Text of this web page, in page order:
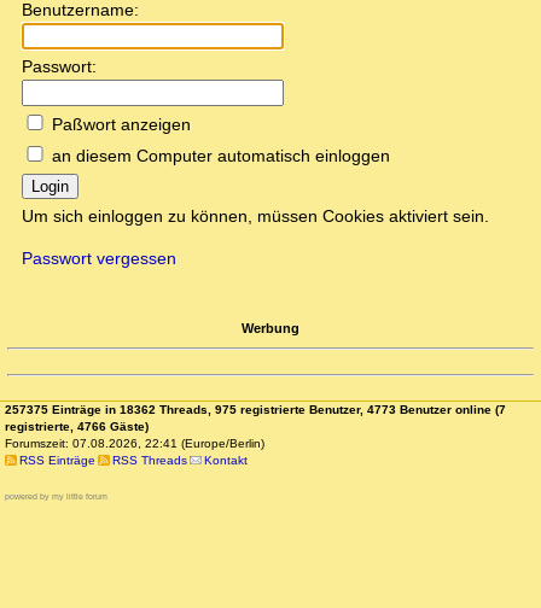
Benutzername:
Passwort:
Paßwort anzeigen
an diesem Computer automatisch einloggen
Login
Um sich einloggen zu können, müssen Cookies aktiviert sein.
Passwort vergessen
Werbung
257375 Einträge in 18362 Threads, 975 registrierte Benutzer, 4773 Benutzer online (7
registrierte, 4766 Gäste)
Forumszeit: 07.08.2026, 22:41 (Europe/Berlin)
RSS Einträge
RSS Threads Kontakt
powered by my little forum